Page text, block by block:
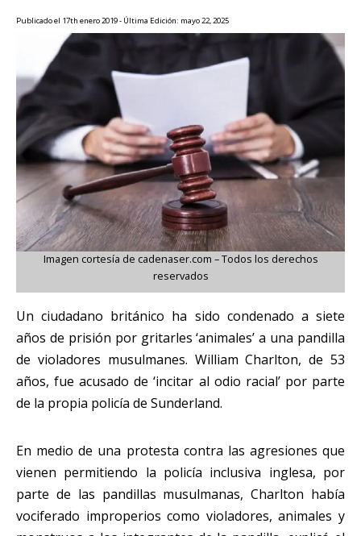
Publicado el 17th enero 2019 - Última Edición: mayo 22, 2025
Imagen cortesía de cadenaser.com – Todos los derechos
reservados
Un ciudadano británico ha sido condenado a siete
años de prisión por gritarles ‘animales’ a una pandilla
de violadores musulmanes. William Charlton, de 53
años, fue acusado de ‘incitar al odio racial’ por parte
de la propia policía de Sunderland.
En medio de una protesta contra las agresiones que
vienen permitiendo la policía inclusiva inglesa, por
parte de las pandillas musulmanas, Charlton había
vociferado improperios como violadores, animales y